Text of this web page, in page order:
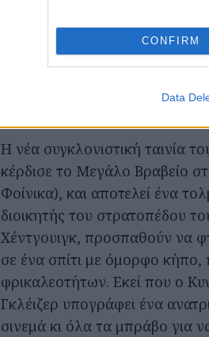
CONFIRM
Data
Η νέα συγκλονιστική ταινία
κέρδισε το Μεγάλο Βραβείο
Φοίνικα), και αποτελεί ένα
διοικητής του στρατοπέδου
Χέντγουιγκ, προσπαθούν να
σε ένα σπίτι με όμορφο κήπο,
φρικαλεοτήτων. Εκεί που ο
Γκλέιζερ υπογράφει ένα
σινεμά κι όλα τα μπράβο για